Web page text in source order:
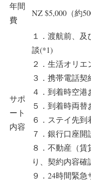
年間
費
NZ $5,000（約
サポ
ート
内容
１．渡航前、
談(*1)
２．生活オリエ
３．携帯電話契
４．到着時空
５．到着時両替
６．ステイ先到
７．銀行口座開
８．不動産（
り、契約内容確
９．24時間緊